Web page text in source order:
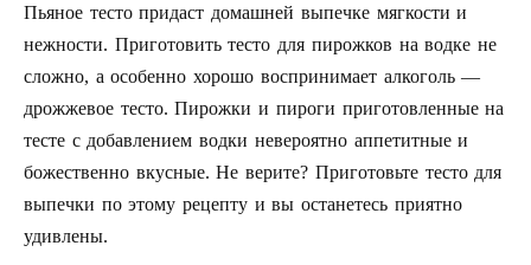
Пьяное тесто придаст домашней выпечке мягкости и
нежности. Приготовить тесто для пирожков на водке не
сложно, а особенно хорошо воспринимает алкоголь —
дрожжевое тесто. Пирожки и пироги приготовленные на
тесте с добавлением водки невероятно аппетитные и
божественно вкусные. Не верите? Приготовьте тесто для
выпечки по этому рецепту и вы останетесь приятно
удивлены.